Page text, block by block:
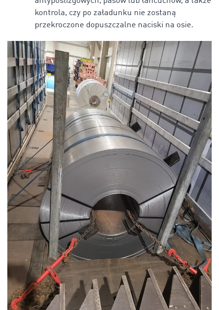
kontrola, czy po załadunku nie zostaną
przekroczone dopuszczalne naciski na osie.